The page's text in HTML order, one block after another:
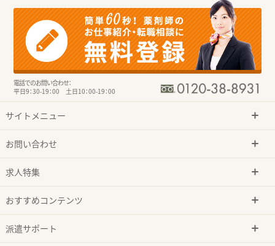
電話でのお問い合わせ：
平日9：30-19：00 土日10：00-19：00
サイトメニュー
お問い合わせ
求人特集
おすすめコンテンツ
派遣サポート